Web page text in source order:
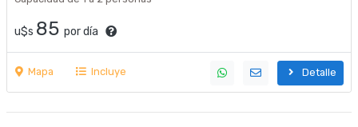
u$s 85 por día
Mapa Incluye Detalle